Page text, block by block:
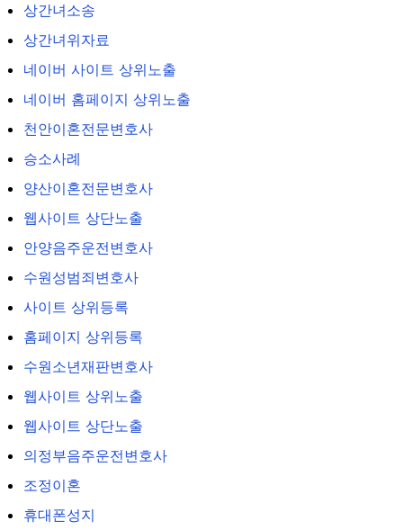
상간녀소송
상간녀위자료
네이버 사이트 상위노출
네이버 홈페이지 상위노출
천안이혼전문변호사
승소사례
양산이혼전문변호사
웹사이트 상단노출
안양음주운전변호사
수원성범죄변호사
사이트 상위등록
홈페이지 상위등록
수원소년재판변호사
웹사이트 상위노출
웹사이트 상단노출
의정부음주운전변호사
조정이혼
휴대폰성지